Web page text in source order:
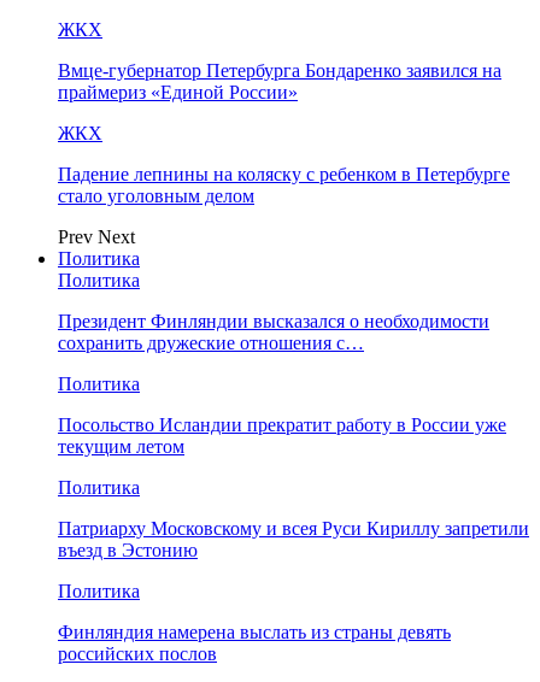
ЖКХ
Вмце-губернатор Петербурга Бондаренко заявился на
праймериз «Единой России»
ЖКХ
Падение лепнины на коляску с ребенком в Петербурге
стало уголовным делом
Prev Next
Политика
Политика
Президент Финляндии высказался о необходимости
сохранить дружеские отношения с…
Политика
Посольство Исландии прекратит работу в России уже
текущим летом
Политика
Патриарху Московскому и всея Руси Кириллу запретили
въезд в Эстонию
Политика
Финляндия намерена выслать из страны девять
российских послов